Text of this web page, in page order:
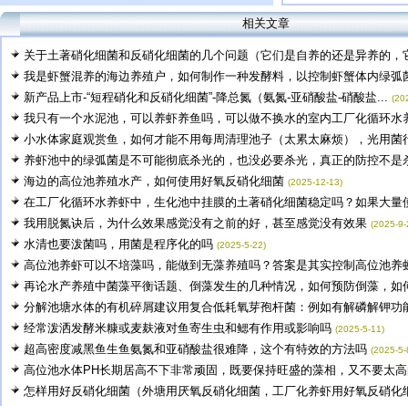
相关文章
关于土著硝化细菌和反硝化细菌的几个问题（它们是自养的还是异养的，
我是虾蟹混养的海边养殖户，如何制作一种发酵料，以控制虾蟹体内绿弧
新产品上市-“短程硝化和反硝化细菌”-降总氮（氨氮-亚硝酸盐-硝酸盐...
我只有一个水泥池，可以养虾养鱼吗，可以做不换水的室内工厂化循环水
小水体家庭观赏鱼，如何才能不用每周清理池子（太累太麻烦），光用菌
养虾池中的绿弧菌是不可能彻底杀光的，也没必要杀光，真正的防控不是
海边的高位池养殖水产，如何使用好氧反硝化细菌 (2025-12-13)
在工厂化循环水养虾中，生化池中挂膜的土著硝化细菌稳定吗？如果大量
我用脱氮诀后，为什么效果感觉没有之前的好，甚至感觉没有效果 (2025-9-
水清也要泼菌吗，用菌是程序化的吗 (2025-5-22)
高位池养虾可以不培藻吗，能做到无藻养殖吗？答案是其实控制高位池养
再论水产养殖中菌藻平衡话题、倒藻发生的几种情况，如何预防倒藻，如
分解池塘水体的有机碎屑建议用复合低耗氧芽孢杆菌：例如有解磷解钾功
经常泼洒发酵米糠或麦麸液对鱼寄生虫和鳃有作用或影响吗 (2025-5-11)
超高密度减黑鱼生鱼氨氮和亚硝酸盐很难降，这个有特效的方法吗 (2025-5-
高位池水体PH长期居高不下非常顽固，既要保持旺盛的藻相，又不要太
怎样用好反硝化细菌（外塘用厌氧反硝化细菌，工厂化养虾用好氧反硝化